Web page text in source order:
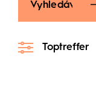
Vyhledávání
Toptreffer